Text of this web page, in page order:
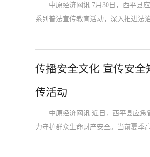
中原经济网讯 7月30日，西平县应
系列普法宣传教育活动，深入推进法
传播安全文化 宣传安
传活动
中原经济网讯 近日，西平县应急
力守护群众生命财产安全。当前夏季